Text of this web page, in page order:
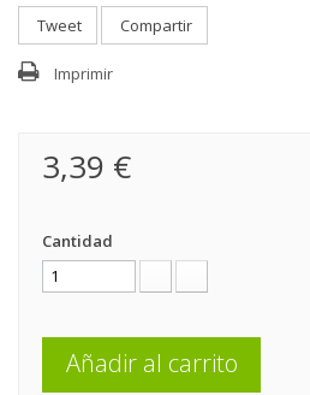
Tweet Compartir
Imprimir
3,39 €
Cantidad
Añadir al carrito